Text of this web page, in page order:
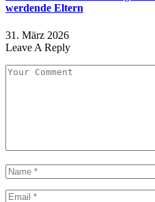
werdende Eltern
31. März 2026
Leave A Reply